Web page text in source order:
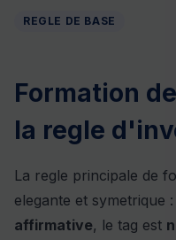
REGLE DE BASE
Formation
la regle
La regle principale de
elegante et symetrique
affirmative, le tag est